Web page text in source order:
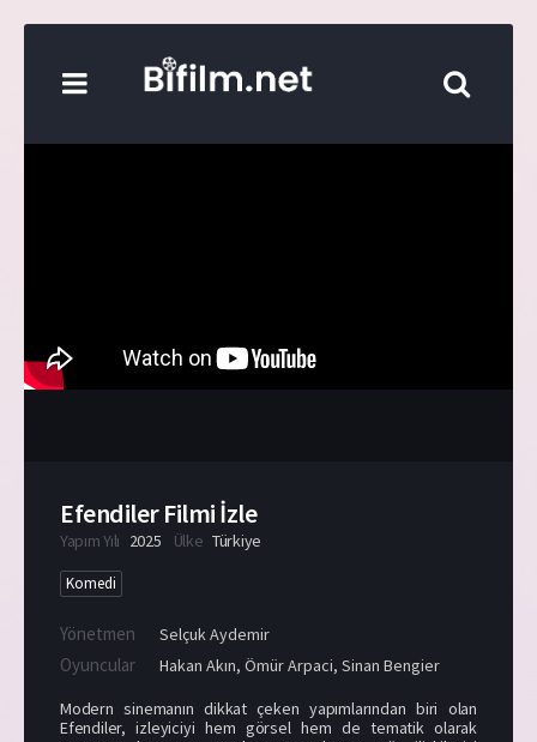
Efendiler Filmi İzle
Yapım Yılı 2025 Ülke Türkiye
Komedi
Yönetmen Selçuk Aydemir
Oyuncular Hakan Akın, Ömür Arpaci, Sinan Bengier
Modern sinemanın dikkat çeken yapımlarından biri olan
Efendiler, izleyiciyi hem görsel hem de tematik olarak